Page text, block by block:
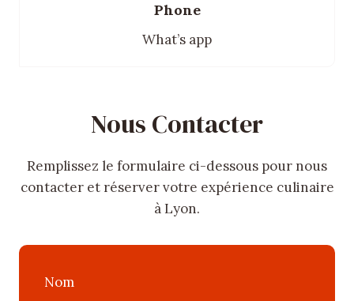
Phone
What’s app
Nous Contacter
Remplissez le formulaire ci-dessous pour nous
contacter et réserver votre expérience culinaire
à Lyon.
Nom